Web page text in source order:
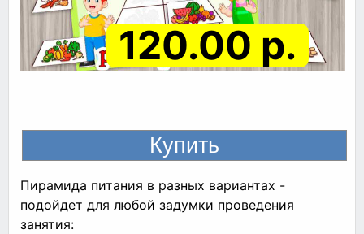
120.00 р.
Пирамида питания в разных вариантах -
подойдет для любой задумки проведения
занятия: